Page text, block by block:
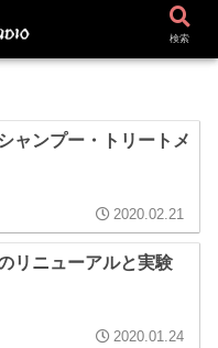
ャンプー・トリートメ
2020.02.21
リニューアルと実験
2020.01.24
検索